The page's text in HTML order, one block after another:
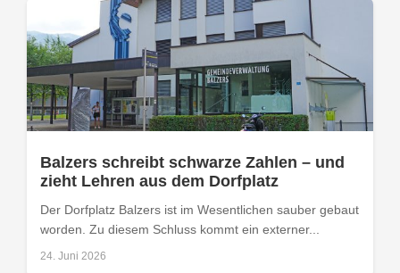
Balzers schreibt schwarze Zahlen – und
zieht Lehren aus dem Dorfplatz
Der Dorfplatz Balzers ist im Wesentlichen sauber gebaut
worden. Zu diesem Schluss kommt ein externer...
24. Juni 2026